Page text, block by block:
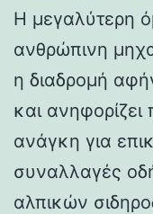
Η μεγαλύτερη
ανθρώπινη
η διαδρομή
και
ανάγκη για
συναλλαγές
αλπικών